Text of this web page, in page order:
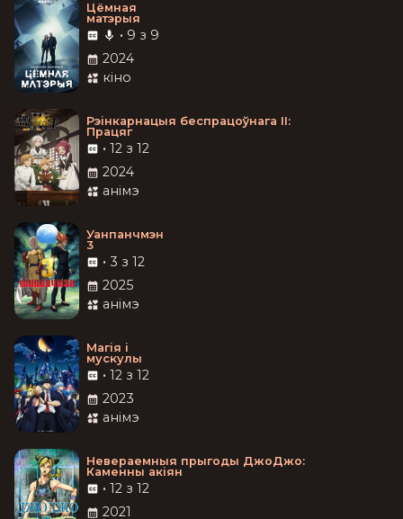
Цёмная
матэрыя
• 9 з 9
2024
кіно
Рэінкарнацыя беспрацоўнага II:
Працяг
• 12 з 12
2024
анімэ
Уанпанчмэн
3
• 3 з 12
2025
анімэ
Магія і
мускулы
• 12 з 12
2023
анімэ
Невераемныя прыгоды ДжоДжо:
Каменны акіян
• 12 з 12
2021